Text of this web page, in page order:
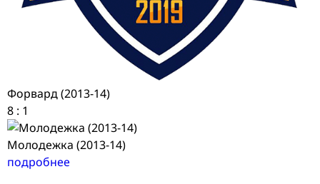
Форвард (2013-14)
8 : 1
Молодежка (2013-14)
подробнее